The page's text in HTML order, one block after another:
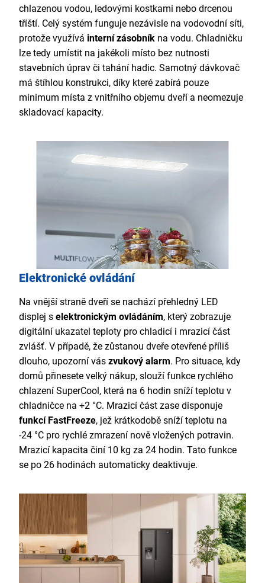
chlazenou vodou, ledovými kostkami nebo drcenou
tříští. Celý systém funguje nezávisle na vodovodní síti,
protože využívá interní zásobník na vodu. Chladničku
lze tedy umístit na jakékoli místo bez nutnosti
stavebních úprav či tahání hadic. Samotný dávkovač
má štíhlou konstrukci, díky které zabírá pouze
minimum místa z vnitřního objemu dveří a neomezuje
skladovací kapacity.
Elektronické ovládání
Na vnější straně dveří se nachází přehledný LED
displej s elektronickým ovládáním, který zobrazuje
digitální ukazatel teploty pro chladicí i mrazicí část
zvlášť. V případě, že zůstanou dveře otevřené příliš
dlouho, upozorní vás zvukový alarm. Pro situace, kdy
domů přinesete velký nákup, slouží funkce rychlého
chlazení SuperCool, která na 6 hodin sníží teplotu v
chladničce na +2 °C. Mrazicí část zase disponuje
funkcí FastFreeze, jež krátkodobě sníží teplotu na
-24 °C pro rychlé zmrazení nově vložených potravin.
Mrazicí kapacita činí 10 kg za 24 hodin. Tato funkce
se po 26 hodinách automaticky deaktivuje.